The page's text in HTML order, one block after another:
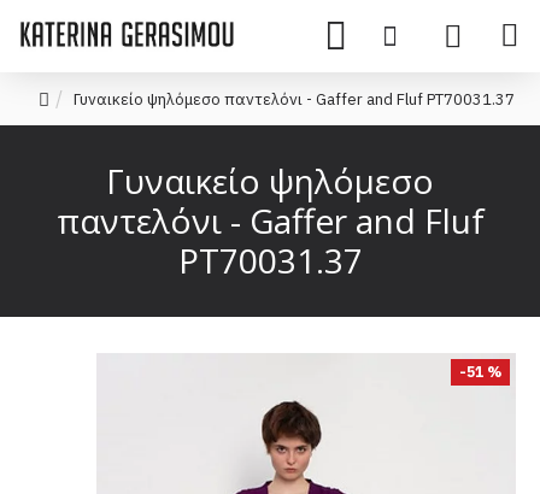
Γυναικείο ψηλόμεσο παντελόνι - Gaffer and Fluf PT70031.37
Γυναικείο ψηλόμεσο
παντελόνι - Gaffer and Fluf
PT70031.37
-51 %